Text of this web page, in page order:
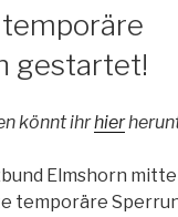
gestartet!
könnt ihrhier
Elmshorn
temporäre